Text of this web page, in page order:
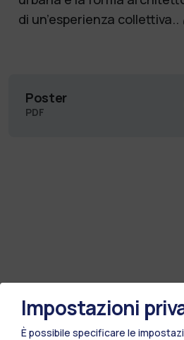
di un’esperienza collettiva.. (
Poster
PDF
Impostazioni
È possibile specificare le